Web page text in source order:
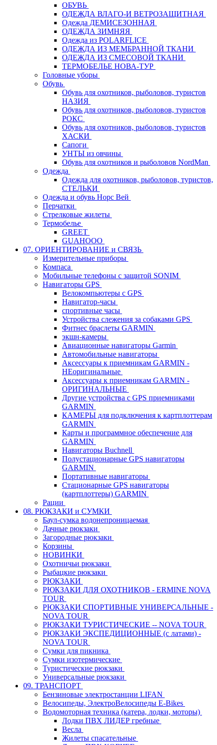
ОБУВЬ
ОДЕЖДА ВЛАГО-И ВЕТРОЗАЩИТНАЯ
Одежда ДЕМИСЕЗОННАЯ
ОДЕЖДА ЗИМНЯЯ
Одежда из POLARFLICE
ОДЕЖДА ИЗ МЕМБРАННОЙ ТКАНИ
ОДЕЖДА ИЗ СМЕСОВОЙ ТКАНИ
ТЕРМОБЕЛЬЕ НОВА-ТУР
Головные уборы
Обувь
Обувь для охотников, рыболовов, туристов
НАЗИЯ
Обувь для охотников, рыболовов, туристов
РОКС
Обувь для охотников, рыболовов, туристов
ХАСКИ
Сапоги
УНТЫ из овчины
Обувь для охотников и рыболовов NordMan
Одежда
Одежда для охотников, рыболовов, туристов,
СТЕЛЬКИ
Одежда и обувь Норс Вей
Перчатки
Стрелковые жилеты
Термобелье
GREET
GUAHOOO
07. ОРИЕНТИРОВАНИЕ и СВЯЗЬ
Измерительные приборы
Компаса
Мобильные телефоны с защитой SONIM
Навигаторы GPS
Велокомпьютеры с GPS
Навигатор-часы
спортивные часы
Устройства слежения за собаками GPS
Фитнес браслеты GARMIN
экшн-камеры
Авиационные навигаторы Garmin
Автомобильные навигаторы
Аксессуары к приемникам GARMIN -
НЕоригинальные
Аксессуары к приемникам GARMIN -
ОРИГИНАЛЬНЫЕ
Другие устройства с GPS приемниками
GARMIN
КАМЕРЫ для подключения к картплоттерам
GARMIN
Карты и программное обеспечение для
GARMIN
Навигаторы Buchnell
Полустационарные GPS навигаторы
GARMIN
Портативные навигаторы
Стационарные GPS навигаторы
(картплоттеры) GARMIN
Рации
08. РЮКЗАКИ и СУМКИ
Баул-сумка водонепроницаемая
Дачные рюкзаки
Загородные рюкзаки
Корзины
НОВИНКИ
Охотничьи рюкзаки
Рыбацкие рюкзаки
РЮКЗАКИ
РЮКЗАКИ ДЛЯ ОХОТНИКОВ - ERMINE NOVA
TOUR
РЮКЗАКИ СПОРТИВНЫЕ УНИВЕРСАЛЬНЫЕ -
NOVA TOUR
РЮКЗАКИ ТУРИСТИЧЕСКИЕ -- NOVA TOUR
РЮКЗАКИ ЭКСПЕДИЦИОННЫЕ (с латами) -
NOVA TOUR
Сумки для пикника
Сумки изотермические
Туристические рюкзаки
Универсальные рюкзаки
09. ТРАНСПОРТ
Бензиновые электростанции LIFAN
Велосипеды, ЭлектроВелосипеды E-Bikes
Водомоторная техника (катера, лодки, моторы)
Лодки ПВХ ЛИДЕР гребные
Весла
Жилеты спасательные